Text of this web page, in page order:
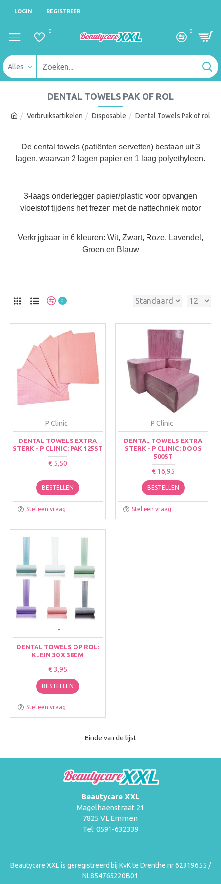
LOGIN REGISTREER
0 0
Alles
Verbruiksartikelen Disposable Dental Towels Pak of rol
DENTAL TOWELS PAK OF ROL
De dental towels (patiënten servetten) bestaan uit 3
lagen, waarvan 2 lagen papier en 1 laag polyethyleen.
3-laags onderlegger papier/plastic voor opvangen
vloeistof tijdens het frezen met de nattechniek motor
Verkrijgbaar in 6 kleuren: Wit, Zwart, Roze, Lavendel,
Groen en Blauw
0
P Clinic
DENTAL TOWELS EXTRA
STERK - P CLINIC: PAK 125ST
€ 5,50
BESTELLEN
Stel een vraag
P Clinic
DENTAL TOWELS EXTRA
STERK - P CLINIC: DOOS
500ST
€ 16,95
BESTELLEN
Stel een vraag
-
DENTAL TOWELS OP ROL:
KLEIN 30 X 38CM
€ 3,95
BESTELLEN
Stel een vraag
Einde van de lijst
Beautycare XXL
Magelhaenstraat 21
7825 VL Emmen
Tel: 0591-632339
Beautycare XXL is geregistreerd bij KvK te Drenthe nr 62319655 /
NL854765220B01